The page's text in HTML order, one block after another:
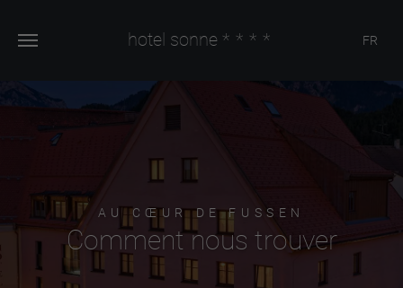
hotel sonne **** FR
AU CŒUR DE FUSSEN
Comment nous trouver